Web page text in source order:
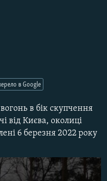
в бік скупчення
від Києва, околиці
6 березня 2022 року
в Google